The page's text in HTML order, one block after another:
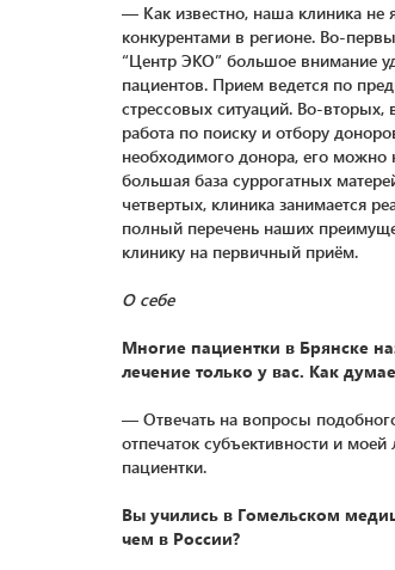
— Как известно, наша клиника не
конкурентами в регионе. Во-
“Центр ЭКО” большое внимание
пациентов. Прием ведется по
стрессовых ситуаций. Во-вторых,
работа по поиску и отбору
необходимого донора, его можно
большая база суррогатных
четвертых, клиника занимается
полный перечень наших
клинику на первичный приём.
О себе
Многие пациентки в Брянске
лечение только у вас. Как
— Отвечать на вопросы подобного
отпечаток субъективности и
пациентки.
Вы учились в Гомельском
чем в России?